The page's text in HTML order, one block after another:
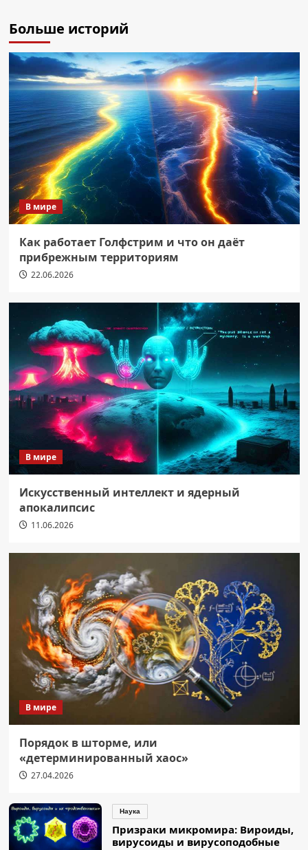
Больше историй
В мире
Как работает Голфстрим и что он даёт
прибрежным территориям
22.06.2026
В мире
Искусственный интеллект и ядерный
апокалипсис
11.06.2026
В мире
Порядок в шторме, или
«детерминированный хаос»
27.04.2026
Наука
Призраки микромира: Вироиды,
вирусоиды и вирусоподобные